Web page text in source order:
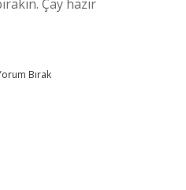
Çay hazır
Bırak